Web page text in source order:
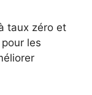
taux zéro et
les